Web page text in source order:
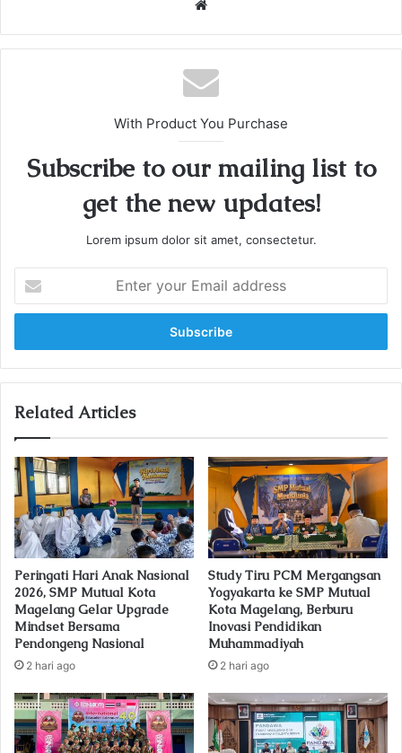
te
With Product You Purchase
Subscribe to our mailing list to
get the new updates!
Lorem ipsum dolor sit amet, consectetur.
t
r
y
u
E
m
a
l
a
d
d
r
e
s
Related Articles
Peringati Hari Anak Nasional
2026, SMP Mutual Kota
Magelang Gelar Upgrade
Mindset Bersama
Pendongeng Nasional
2 hari ago
Study Tiru PCM Mergangsan
Yogyakarta ke SMP Mutual
Kota Magelang, Berburu
Inovasi Pendidikan
Muhammadiyah
2 hari ago